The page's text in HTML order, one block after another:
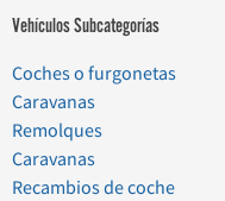
Vehículos Subcategorías
Coches o furgonetas
Caravanas
Remolques
Caravanas
Recambios de coche